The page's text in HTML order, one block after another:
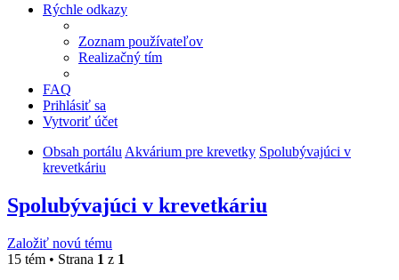
Rýchle odkazy
Zoznam používateľov
Realizačný tím
FAQ
Prihlásiť sa
Vytvoriť účet
Obsah portálu Akvárium pre krevetky Spolubývajúci v
krevetkáriu
Spolubývajúci v krevetkáriu
Založiť novú tému
15 tém • Strana 1 z 1